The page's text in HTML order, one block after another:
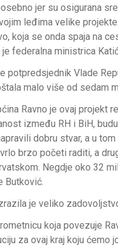
jer su osigurana
leđima velike
koja se onda spaja na
federalna ministrica
potpredsjednik Vlade
malo više od sedam
Ravno je ovaj
između RH i BiH,
dobru stvar, a u
brzo početi raditi, a
Negdje oko 32
Butković.
je veliko
koja povezuje
za ovaj kraj koju